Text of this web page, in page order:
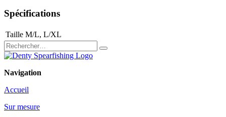
Spécifications
Taille M/L, L/XL
Navigation
Accueil
Sur mesure